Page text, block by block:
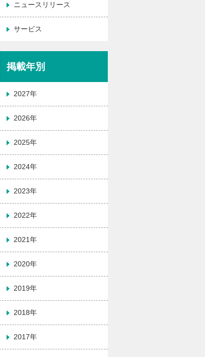
ニュースリリース
サービス
掲載年別
2027年
2026年
2025年
2024年
2023年
2022年
2021年
2020年
2019年
2018年
2017年